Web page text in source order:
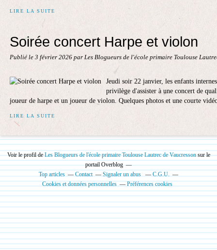
LIRE LA SUITE
Soirée concert Harpe et violon
Publié le 3 février 2026 par Les Blogueurs de l'école primaire Toulouse
Jeudi soir 22 janvier, les enfants
privilège d'assister à une concert de
joueur de harpe et un joueur de violon. Quelques photos et une courte
LIRE LA SUITE
Voir le profil deLes Blogueurs de l'école primaire Toulouse Lautrec de Vaucressonsur le
portail Overblog
Top articles
Contact Signaler un abus
C.G.U.
Cookies et données personnelles
Préférences cookies